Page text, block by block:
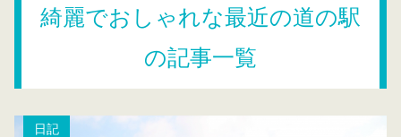
綺麗でおしゃれな最近の道の駅
の記事一覧
日記